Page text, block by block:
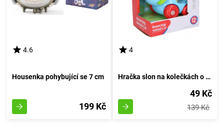
4.6
Housenka pohybující se 7 cm
199 Kč
4
Hračka slon na kolečkách o průměru 11 centimetrů
49 Kč
139 Kč